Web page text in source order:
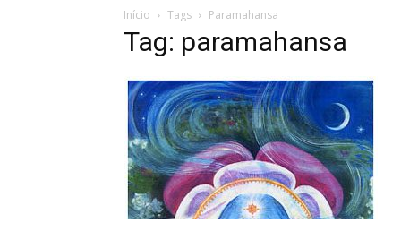
Início Tags Paramahansa
Tag: paramahansa